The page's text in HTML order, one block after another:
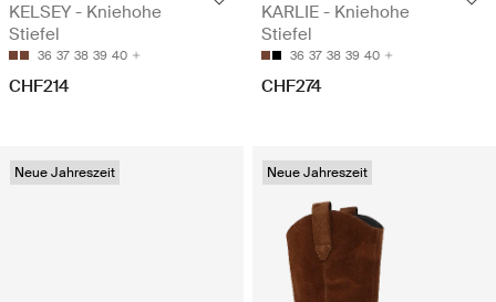
KELSEY - Kniehohe
Stiefel
36 37 38 39 40
CHF214
KARLIE - Kniehohe
Stiefel
36 37 38 39 40
CHF274
Neue Jahreszeit Neue Jahreszeit